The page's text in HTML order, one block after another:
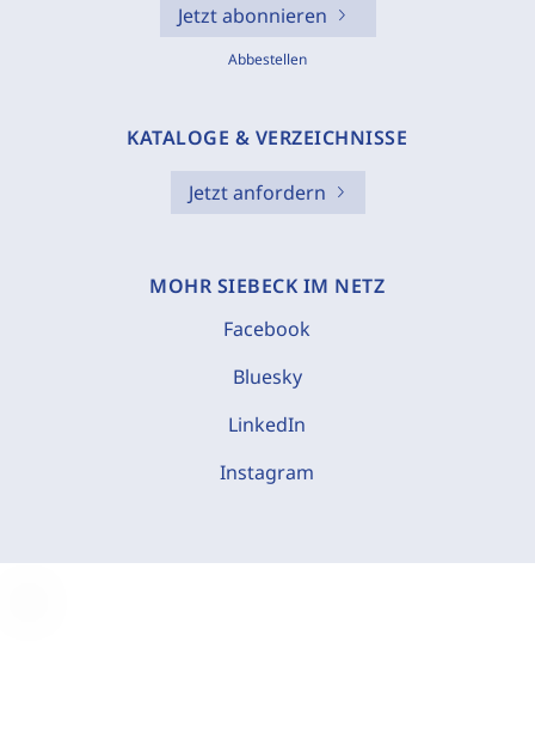
Jetzt abonnieren
Abbestellen
KATALOGE & VERZEICHNISSE
Jetzt anfordern
MOHR SIEBECK IM NETZ
Facebook
Bluesky
LinkedIn
Instagram